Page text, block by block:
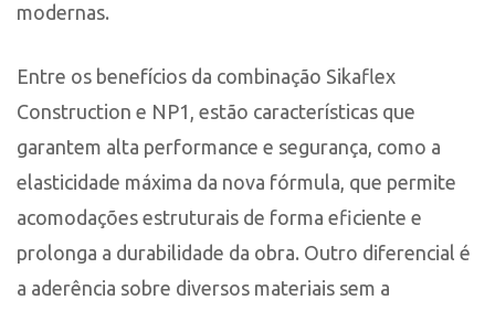
modernas.
Entre os benefícios da combinação Sikaflex
Construction e NP1, estão características que
garantem alta performance e segurança, como a
elasticidade máxima da nova fórmula, que permite
acomodações estruturais de forma eficiente e
prolonga a durabilidade da obra. Outro diferencial é
a aderência sobre diversos materiais sem a